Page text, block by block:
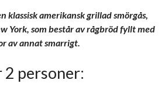
klassisk amerikansk grillad smörgås,
York, som består av rågbröd fyllt med
av annat smarrigt.
2 personer: